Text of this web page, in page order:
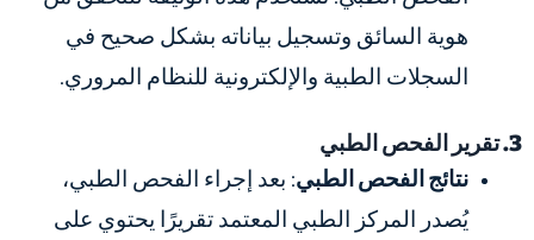
هوية السائق وتسجيل بياناته بشكل صحيح في
السجلات الطبية والإلكترونية للنظام المروري.
3. تقرير الفحص الطبي
نتائج الفحص الطبي: بعد إجراء الفحص الطبي،
يُصدر المركز الطبي المعتمد تقريرًا يحتوي على